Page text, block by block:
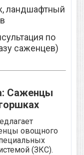
ландшафтный
по
саженцев)
Саженцы
овощного
(ЗКС).